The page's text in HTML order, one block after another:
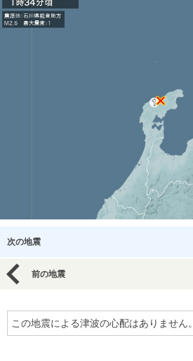
次の地震
前の地震
この地震による津波の心配はありません。